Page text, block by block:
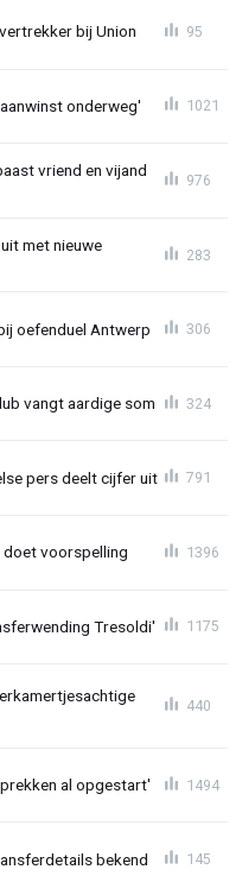
bij Union 95
onderweg' 1021
vriend en vijand
976
met nieuwe
283
oefenduel Antwerp 306
vangt aardige som 324
pers deelt cijfer uit 791
voorspelling 1396
Tresoldi' 1175
440
al opgestart' 1494
bekend 145